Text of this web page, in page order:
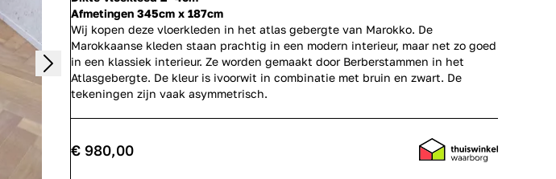
Afmetingen 345cm x 187cm
Wij kopen deze vloerkleden in het atlas gebergte van Marokko. De
Marokkaanse kleden staan prachtig in een modern interieur, maar net zo goed
in een klassiek interieur. Ze worden gemaakt door Berberstammen in het
Atlasgebergte. De kleur is ivoorwit in combinatie met bruin en zwart. De
tekeningen zijn vaak asymmetrisch.
€ 980,00